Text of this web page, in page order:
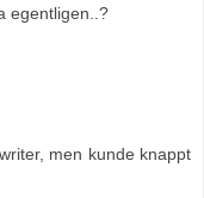
egentligen..?
men kunde knappt